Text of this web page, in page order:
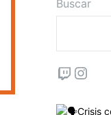
Buscar
Twitch